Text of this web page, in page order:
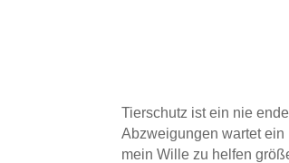
Tierschutz ist ein nie
Abzweigungen wartet ein
mein Wille zu helfen